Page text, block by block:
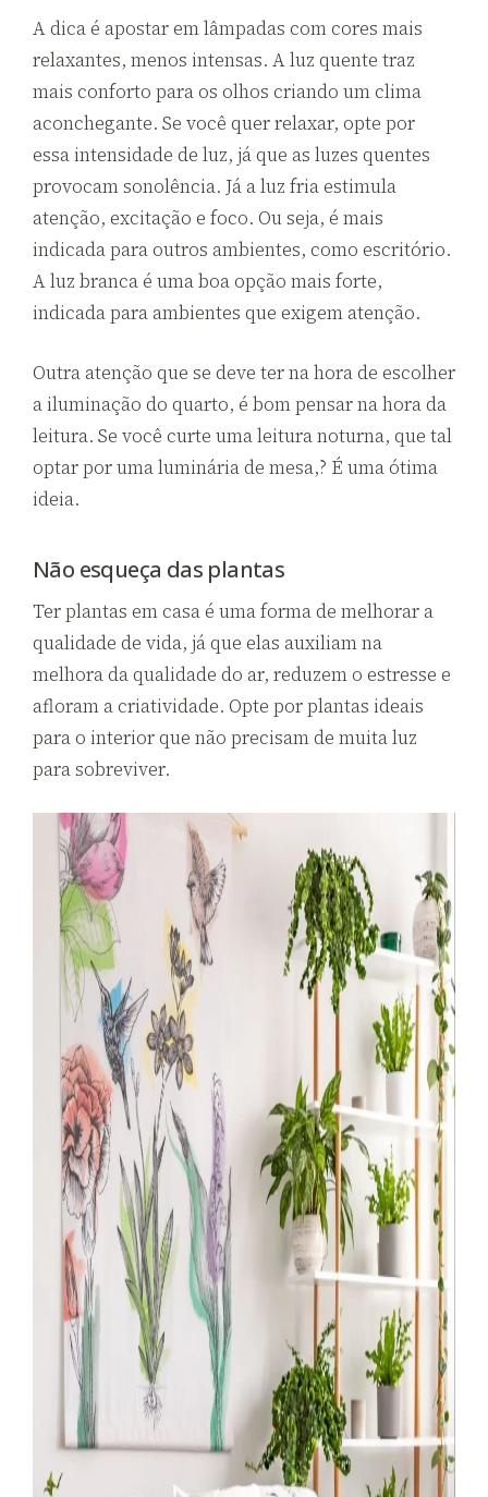
A dica é apostar em lâmpadas com cores mais
relaxantes, menos intensas. A luz quente traz
mais conforto para os olhos criando um clima
aconchegante. Se você quer relaxar, opte por
essa intensidade de luz, já que as luzes quentes
provocam sonolência. Já a luz fria estimula
atenção, excitação e foco. Ou seja, é mais
indicada para outros ambientes, como escritório.
A luz branca é uma boa opção mais forte,
indicada para ambientes que exigem atenção.
Outra atenção que se deve ter na hora de escolher
a iluminação do quarto, é bom pensar na hora da
leitura. Se você curte uma leitura noturna, que tal
optar por uma luminária de mesa,? É uma ótima
ideia.
Não esqueça das plantas
Ter plantas em casa é uma forma de melhorar a
qualidade de vida, já que elas auxiliam na
melhora da qualidade do ar, reduzem o estresse e
afloram a criatividade. Opte por plantas ideais
para o interior que não precisam de muita luz
para sobreviver.